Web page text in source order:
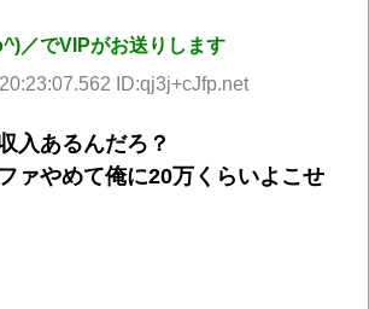
／でVIPがお送りします
ID:qj3j+cJfp.net
入あるんだろ？
ァやめて俺に20万くらいよこせ